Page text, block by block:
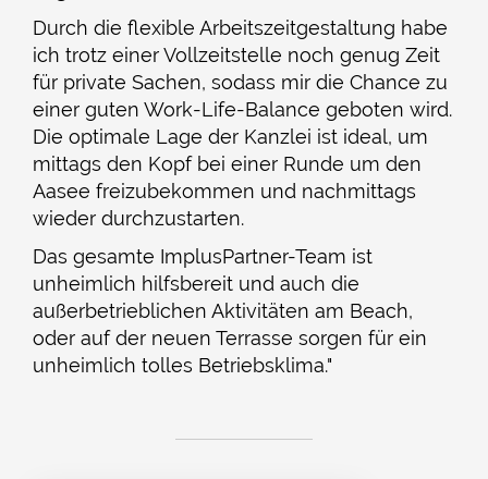
Durch die flexible Arbeitszeitgestaltung habe
ich trotz einer Vollzeitstelle noch genug Zeit
für private Sachen, sodass mir die Chance zu
einer guten Work-Life-Balance geboten wird.
Die optimale Lage der Kanzlei ist ideal, um
mittags den Kopf bei einer Runde um den
Aasee freizubekommen und nachmittags
wieder durchzustarten.
Das gesamte ImplusPartner-Team ist
unheimlich hilfsbereit und auch die
außerbetrieblichen Aktivitäten am Beach,
oder auf der neuen Terrasse sorgen für ein
unheimlich tolles Betriebsklima."